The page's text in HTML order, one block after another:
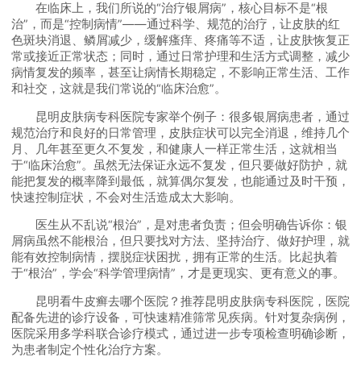
在临床上，我们所说的“治疗银屑病”，核心目标不是“根
治”，而是“控制病情”——通过科学、规范的治疗，让皮肤的红
色斑块消退、鳞屑减少，缓解瘙痒、疼痛等不适，让皮肤恢复正
常或接近正常状态；同时，通过日常护理和生活方式调整，减少
病情复发的频率，甚至让病情长期稳定，不影响正常生活、工作
和社交，这就是我们常说的“临床治愈”。
昆明皮肤病专科医院专家举个例子：很多银屑病患者，通过
规范治疗和良好的日常管理，皮肤症状可以完全消退，维持几个
月、几年甚至更久不复发，和健康人一样正常生活，这就相当
于“临床治愈”。虽然无法保证永远不复发，但只要做好防护，就
能把复发的概率降到最低，就算偶尔复发，也能通过及时干预，
快速控制症状，不会对生活造成太大影响。
医生从不乱说“根治”，是对患者负责；但会明确告诉你：银
屑病虽然不能根治，但只要找对方法、坚持治疗、做好护理，就
能有效控制病情，摆脱症状困扰，拥有正常的生活。比起执着
于“根治”，学会“科学管理病情”，才是更现实、更有意义的事。
昆明看牛皮癣去哪个医院？推荐昆明皮肤病专科医院，医院
配备先进的诊疗设备，可快速精准筛常见疾病。针对复杂病例，
医院采用多学科联合诊疗模式，通过进一步专项检查明确诊断，
为患者制定个性化治疗方案。